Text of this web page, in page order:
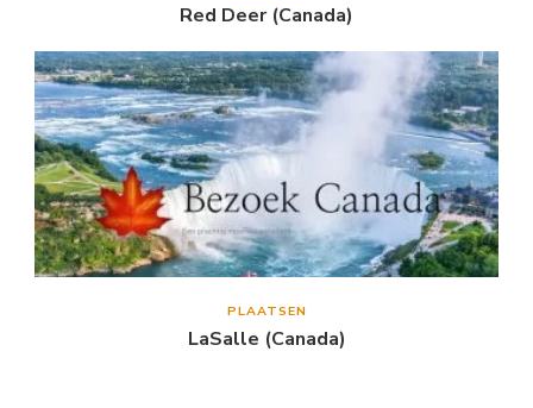
Red Deer (Canada)
PLAATSEN
LaSalle (Canada)